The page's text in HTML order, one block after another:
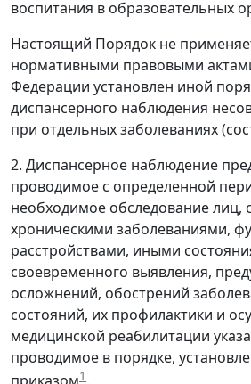
воспитания в образовательных
Настоящий Порядок не
нормативными правовыми
Федерации установлен иной
диспансерного наблюдения
при отдельных заболеваниях
2. Диспансерное наблюдение
проводимое с определенной
необходимое обследование лиц,
хроническими заболеваниями,
расстройствами, иными
своевременного выявления,
осложнений, обострений
состояний, их профилактики и
медицинской реабилитации
проводимое в порядке,
1